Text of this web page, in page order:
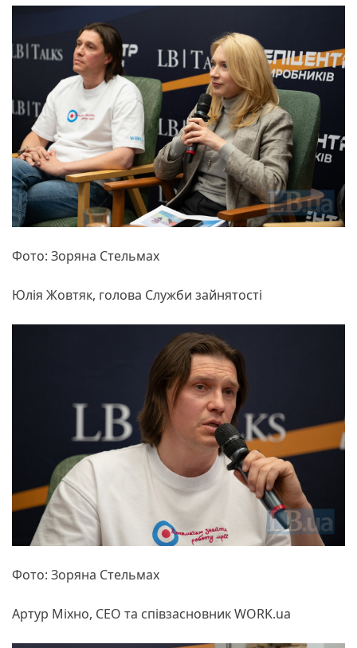
Фото: Зоряна Стельмах
Юлія Жовтяк, голова Служби зайнятості
Фото: Зоряна Стельмах
Артур Міхно, СЕО та співзасновник WORK.ua